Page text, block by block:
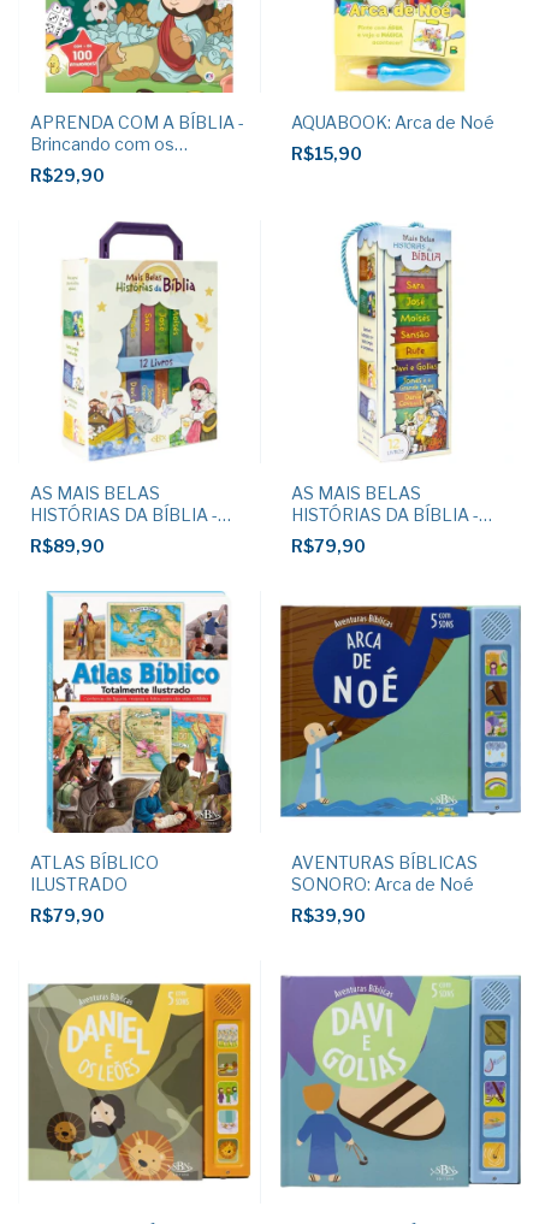
APRENDA COM A BÍBLIA -
Brincando com os
números
R$29,90
AQUABOOK: Arca de Noé
R$15,90
AS MAIS BELAS
HISTÓRIAS DA BÍBLIA -
Maletinha com alça
R$89,90
AS MAIS BELAS
HISTÓRIAS DA BÍBLIA -
Torre
R$79,90
ATLAS BÍBLICO
ILUSTRADO
R$79,90
AVENTURAS BÍBLICAS
SONORO: Arca de Noé
R$39,90